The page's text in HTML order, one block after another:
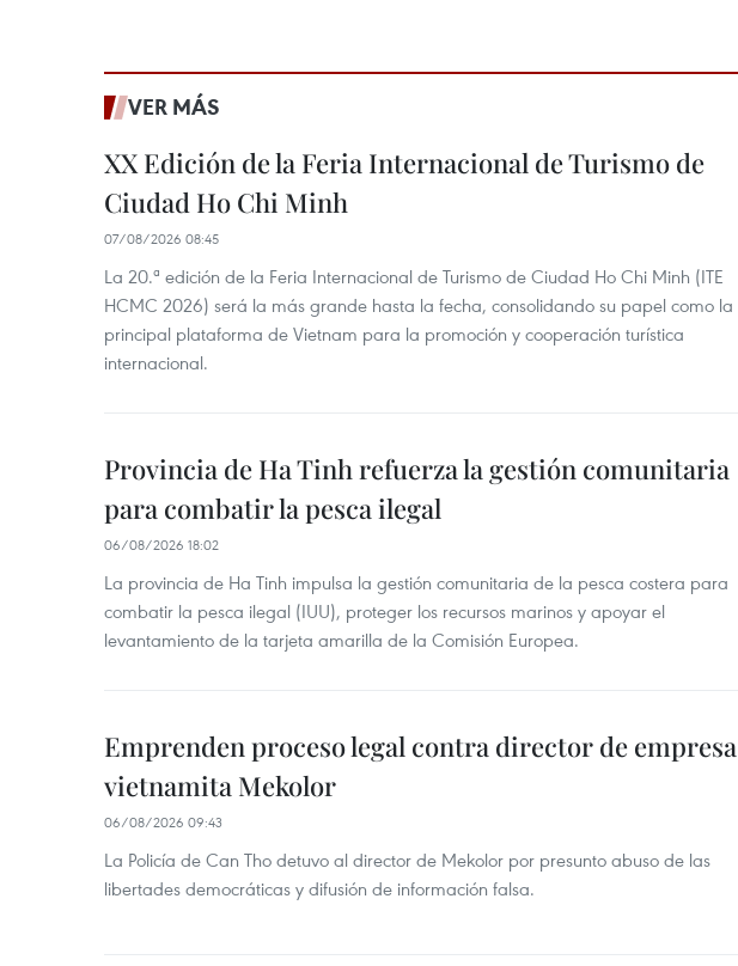
VER MÁS
XX Edición de la Feria Internacional de Turismo de
Ciudad Ho Chi Minh
07/08/2026 08:45
La 20.ª edición de la Feria Internacional de Turismo de Ciudad Ho Chi Minh (ITE
HCMC 2026) será la más grande hasta la fecha, consolidando su papel como la
principal plataforma de Vietnam para la promoción y cooperación turística
internacional.
Provincia de Ha Tinh refuerza la gestión comunitaria
para combatir la pesca ilegal
06/08/2026 18:02
La provincia de Ha Tinh impulsa la gestión comunitaria de la pesca costera para
combatir la pesca ilegal (IUU), proteger los recursos marinos y apoyar el
levantamiento de la tarjeta amarilla de la Comisión Europea.
Emprenden proceso legal contra director de empresa
vietnamita Mekolor
06/08/2026 09:43
La Policía de Can Tho detuvo al director de Mekolor por presunto abuso de las
libertades democráticas y difusión de información falsa.